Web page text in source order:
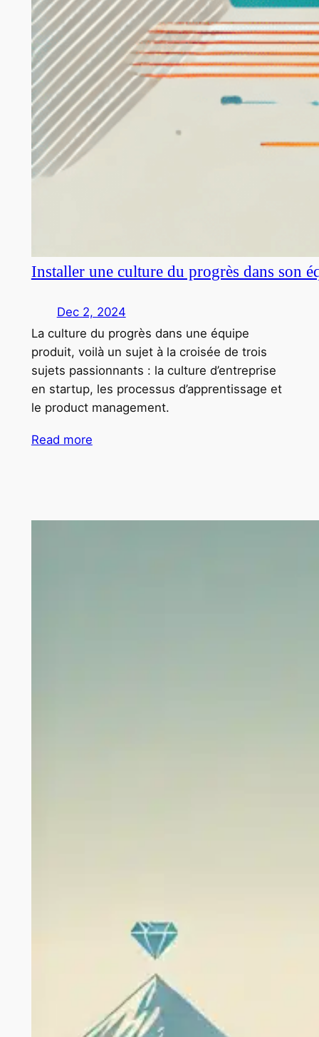
Installer une culture du progrès dans son
Dec 2, 2024
La culture du progrès dans une équipe
produit, voilà un sujet à la croisée de trois
sujets passionnants : la culture d’entreprise
en startup, les processus d’apprentissage et
le product management.
Read more